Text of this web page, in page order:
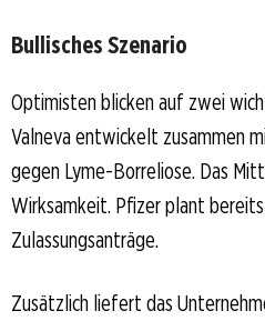
Bullisches Szenario
Optimisten blicken auf zwei
Valneva entwickelt zusammen
gegen Lyme-Borreliose. Das
Wirksamkeit. Pfizer plant
Zulassungsanträge.
Zusätzlich liefert das